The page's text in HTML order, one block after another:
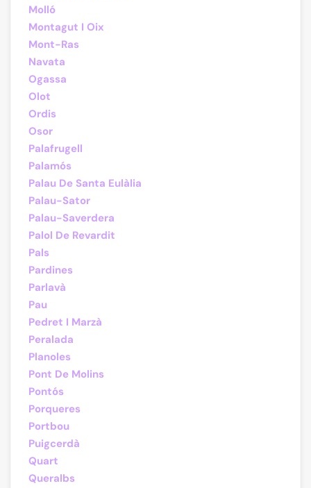
Molló
Montagut I Oix
Mont-Ras
Navata
Ogassa
Olot
Ordis
Osor
Palafrugell
Palamós
Palau De Santa Eulàlia
Palau-Sator
Palau-Saverdera
Palol De Revardit
Pals
Pardines
Parlavà
Pau
Pedret I Marzà
Peralada
Planoles
Pont De Molins
Pontós
Porqueres
Portbou
Puigcerdà
Quart
Queralbs